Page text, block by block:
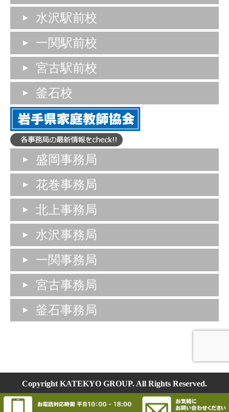
水沢駅前校
一関駅前校
宮古駅前校
釜石校
盛岡事務局
花巻事務局
北上事務局
水沢事務局
一関事務局
宮古事務局
釜石事務局
Copyright KATEKYO GROUP. All Rights Reserved.